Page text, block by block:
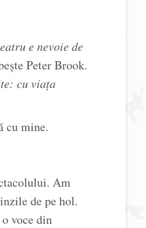
e nevoie de
Peter Brook.
cu viața
cu mine.
Am
de pe hol.
voce din